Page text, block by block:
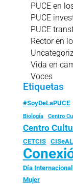
PUCE en
PUCE
PUCE
Rector en
Vida en
Voces
Etiquetas
#SoyDeLaPUCE
Biología
Centro
Centro
CETCIS CISeAL
Día
Mujer